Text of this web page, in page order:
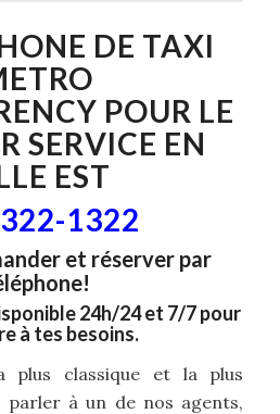
DE TAXI
POUR LE
SERVICE EN
EST
1322
et réserver par
24h/24 et 7/7 pour
à tes besoins.
plus classique et la plus
à un de nos agents,